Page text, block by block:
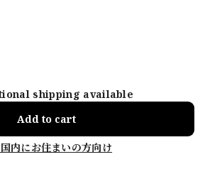
shipping available
Add to cart
内にお住まいの方向け